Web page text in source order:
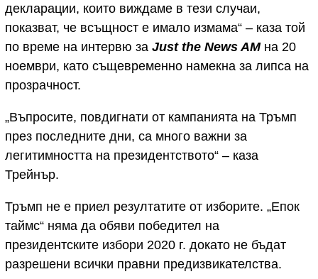
декларации, които виждаме в тези случаи,
показват, че всъщност е имало измама“ – каза той
по време на интервю за Just the News AMна 20
ноември, като същевременно намекна за липса на
прозрачност.
„Въпросите, повдигнати от кампанията на Тръмп
през последните дни, са много важни за
легитимността на президентството“ – каза
Трейнър.
Тръмп не е приел резултатите от изборите. „Епок
таймс“ няма да обяви победител на
президентските избори 2020 г. докато не бъдат
разрешени всички правни предизвикателства.